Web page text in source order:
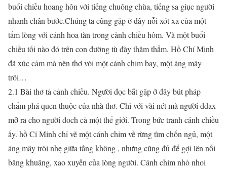
buổi chiều hoang hôn với tiếng chuông chùa, tiếng sa giục người
nhanh chân bước.Chúng ta cũng gặp ở đây nỗi xót xa của một
tấm lòng với cánh hoa tàn trong cảnh chiều hôm. Và một buổi
chiều tối nào đó trên con đường tù đày thăm thẳm. Hồ Chí Minh
đã xúc cảm mà nên thơ với một cánh chim bay, một áng mây
trôi…
2.1 Bài thơ tả cảnh chiều. Người đọc bắt gặp ở đây bút pháp
chấm phá quen thuộc của nhà thơ. Chỉ với vài nét mà người ddax
mở ra cho người đoch cả một thế giới. Trong bức tranh cảnh chiều
ấy. hồ Cí Minh chỉ vẽ một cánh chim về rừng tìm chốn ngủ, một
áng mây trôi nhẹ giữa tầng không , nhưng cũng đủ để gợi lên nỗi
bâng khuâng, xao xuyến của lòng người. Cánh chim nhỏ nhoi